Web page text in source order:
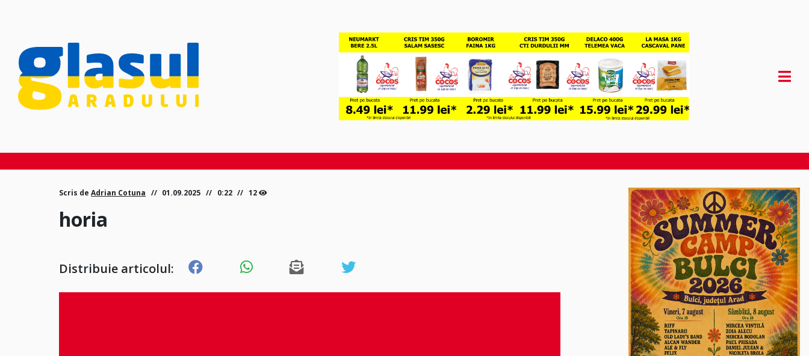
Scris deAdrian Cotuna 01.09.2025 0:22 12
horia
Distribuie articolul: